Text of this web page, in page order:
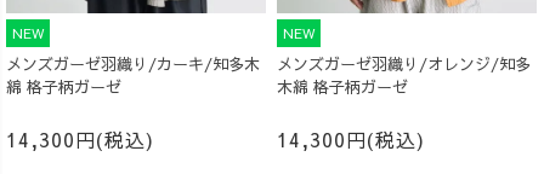
NEW
メンズガーゼ羽織り/カーキ/知多木
綿 格子柄ガーゼ
14,300円(税込)
NEW
メンズガーゼ羽織り/オレンジ/知多
木綿 格子柄ガーゼ
14,300円(税込)